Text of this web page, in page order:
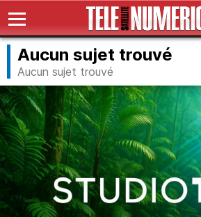
Aucun sujet trouvé
Aucun sujet trouvé